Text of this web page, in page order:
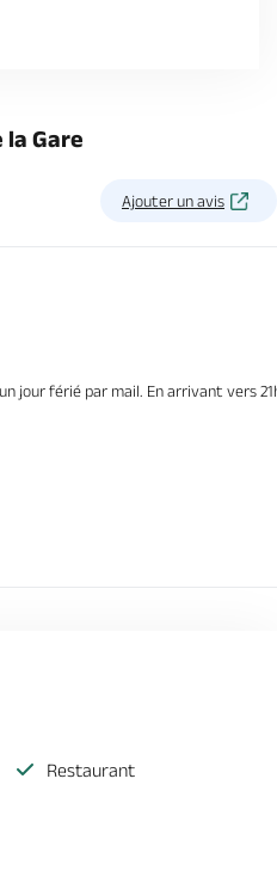
la Gare
Ajouter un avis
jour férié par mail. En arrivant vers
Restaurant